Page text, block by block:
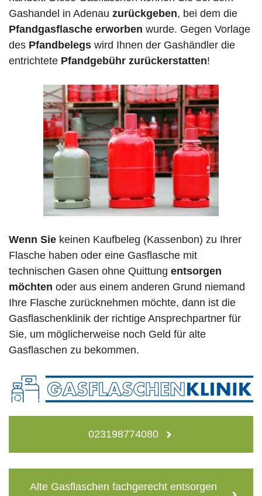
Gashandel in Adenau zurückgeben, bei dem die
Pfandgasflasche erworben wurde. Gegen Vorlage
des Pfandbelegs wird Ihnen der Gashändler die
entrichtete Pfandgebühr zurückerstatten!
Wenn Sie keinen Kaufbeleg (Kassenbon) zu Ihrer
Flasche haben oder eine Gasflasche mit
technischen Gasen ohne Quittung entsorgen
möchten oder aus einem anderen Grund niemand
Ihre Flasche zurücknehmen möchte, dann ist die
Gasflaschenklinik der richtige Ansprechpartner für
Sie, um möglicherweise noch Geld für alte
Gasflaschen zu bekommen.
023198774080
Alte Gasflaschen fachgerecht entsorgen